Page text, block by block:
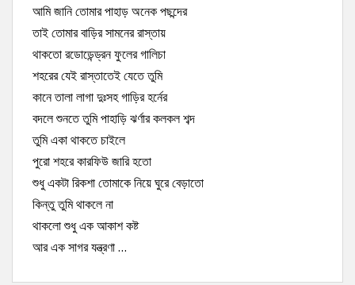
আমি জানি তোমার পাহাড় অনেক পছন্দের
তাই তোমার বাড়ির সামনের রাস্তায়
থাকতো রডোডেন্ড্রন ফুলের গালিচা
শহরের যেই রাস্তাতেই যেতে তুমি
কানে তালা লাগা দুঃসহ গাড়ির হর্নের
বদলে শুনতে তুমি পাহাড়ি ঝর্ণার কলকল শব্দ
তুমি একা থাকতে চাইলে
পুরো শহরে কারফিউ জারি হতো
শুধু একটা রিকশা তোমাকে নিয়ে ঘুরে বেড়াতো
কিন্তু তুমি থাকলে না
থাকলো শুধু এক আকাশ কষ্ট
আর এক সাগর যন্ত্রণা …